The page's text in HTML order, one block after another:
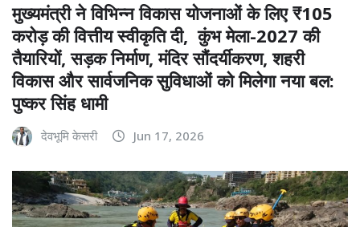
मुख्यमंत्री ने विभिन्न विकास योजनाओं के लिए ₹105
करोड़ की वित्तीय स्वीकृति दी, कुंभ मेला-2027 की
तैयारियों, सड़क निर्माण, मंदिर सौंदर्यीकरण, शहरी
विकास और सार्वजनिक सुविधाओं को मिलेगा नया बल:
पुष्कर सिंह धामी
देवभूमि केसरी Jun 17, 2026